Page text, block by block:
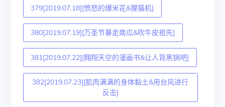
379[2019.07.18][愤怒的爆米花&狸猫机]
380[2019.07.19][万圣节暴走南瓜&吹牛皮祖先]
381[2019.07.22][翱翔天空的漫画书&让人背黑锅吧]
382[2019.07.23][肌肉满满的身体黏土&用台风进行
反击]